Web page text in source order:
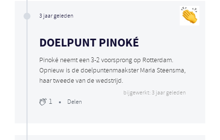
3 jaar geleden
DOELPUNT PINOKÉ
Pinoké neemt een 3-2 voorsprong op Rotterdam.
Opnieuw is de doelpuntenmaakster Maria Steensma,
haar tweede van de wedstrijd.
bijgewerkt: 3 jaar geleden
1 Delen